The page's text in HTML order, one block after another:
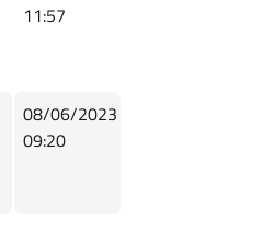
11:57
08/06/2023
09:20